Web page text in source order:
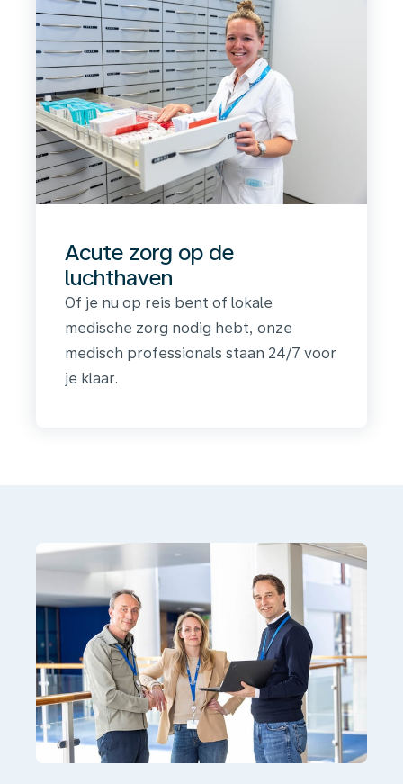
Acute zorg op de
luchthaven
Of je nu op reis bent of lokale
medische zorg nodig hebt, onze
medisch professionals staan 24/7 voor
je klaar.